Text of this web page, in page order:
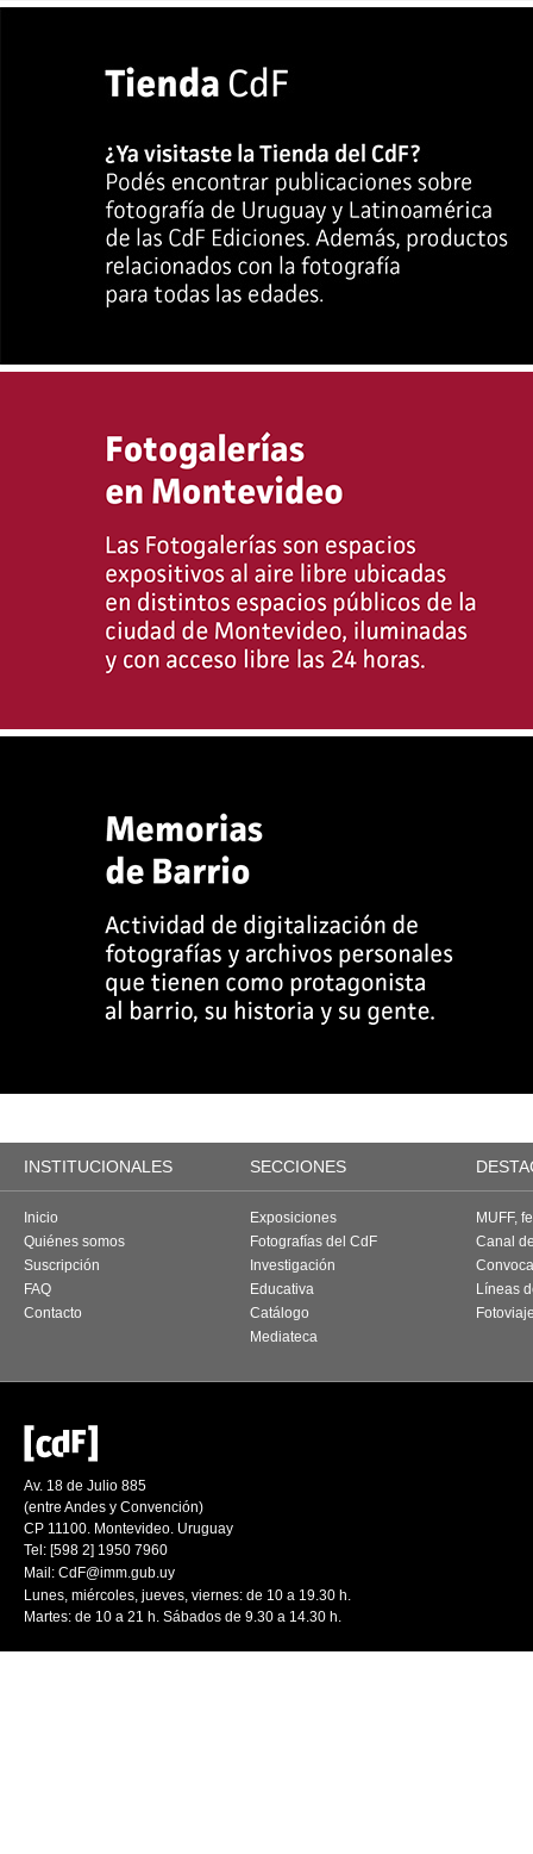
INSTITUCIONALES SECCIONES
Inicio
Quiénes somos
Suscripción
FAQ
Contacto
Exposiciones
Fotografías del CdF
Investigación
Educativa
Catálogo
Mediateca
MUFF,
Canal
Líneas
Av. 18 de Julio 885
(entre Andes y Convención)
CP 11100. Montevideo. Uruguay
Tel: [598 2] 1950 7960
Mail: CdF@imm.gub.uy
Lunes, miércoles, jueves, viernes: de 10 a 19.30 h.
Martes: de 10 a 21 h. Sábados de 9.30 a 14.30 h.